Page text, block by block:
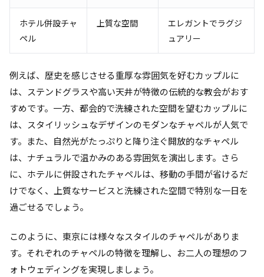
ホテル併設チャ
ペル
上質な空間
エレガントでラグジ
ュアリー
例えば、歴史を感じさせる重厚な雰囲気を好むカップルに
は、ステンドグラスや高い天井が特徴の伝統的な教会がおす
すめです。一方、都会的で洗練された空間を望むカップルに
は、スタイリッシュなデザインのモダンなチャペルが人気で
す。また、自然光がたっぷりと降り注ぐ開放的なチャペル
は、ナチュラルで温かみのある雰囲気を演出します。さら
に、ホテルに併設されたチャペルは、移動の手間が省けるだ
けでなく、上質なサービスと洗練された空間で特別な一日を
過ごせるでしょう。
このように、東京には様々なスタイルのチャペルがありま
す。それぞれのチャペルの特徴を理解し、お二人の理想のフ
ォトウェディングを実現しましょう。